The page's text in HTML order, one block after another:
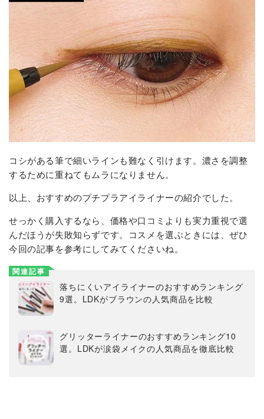
コシがある筆で細いラインも難なく引けます。濃さを調整
するために重ねてもムラになりません。
以上、おすすめのプチプラアイライナーの紹介でした。
せっかく購入するなら、価格や口コミよりも実力重視で選
んだほうが失敗知らずです。コスメを選ぶときには、ぜひ
今回の記事を参考にしてみてくださいね。
関連記事
落ちにくいアイライナーのおすすめランキング
9選。LDKがブラウンの人気商品を比較
グリッターライナーのおすすめランキング10
選。LDKが涙袋メイクの人気商品を徹底比較